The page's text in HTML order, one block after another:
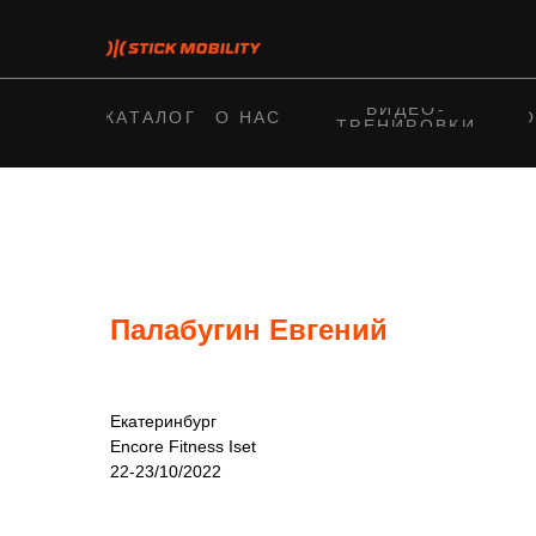
КАТАЛОГ О НАС
ВИДЕО-
ТРЕНИРОВКИ
Палабугин Евгений
Екатеринбург
Encore Fitness Iset
22-23/10/2022